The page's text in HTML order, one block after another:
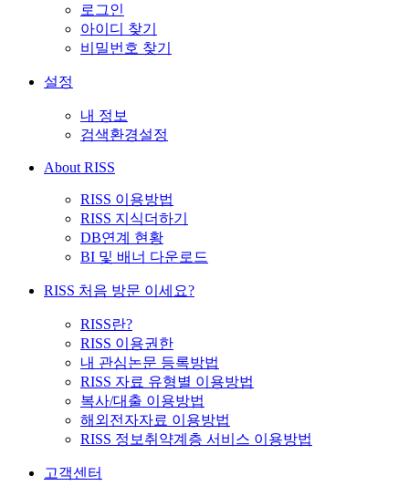
로그인
아이디 찾기
비밀번호 찾기
설정
내 정보
검색환경설정
About RISS
RISS 이용방법
RISS 지식더하기
DB연계 현황
BI 및 배너 다운로드
RISS 처음 방문 이세요?
RISS란?
RISS 이용권한
내 관심논문 등록방법
RISS 자료 유형별 이용방법
복사/대출 이용방법
해외전자자료 이용방법
RISS 정보취약계층 서비스 이용방법
고객센터